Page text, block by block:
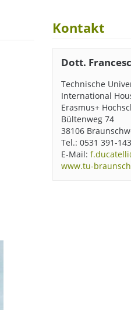
Kontakt
Dott.
Technische
International
Erasmus+
Bültenweg 74
38106
Tel.: 0531 391-
E-Mail:
www.tu-